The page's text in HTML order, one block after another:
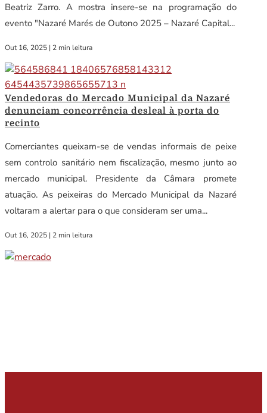
Beatriz Zarro. A mostra insere-se na programação do
evento "Nazaré Marés de Outono 2025 – Nazaré Capital...
Out 16, 2025 | 2 min leitura
Vendedoras do Mercado Municipal da Nazaré
denunciam concorrência desleal à porta do
recinto
Comerciantes queixam-se de vendas informais de peixe
sem controlo sanitário nem fiscalização, mesmo junto ao
mercado municipal. Presidente da Câmara promete
atuação. As peixeiras do Mercado Municipal da Nazaré
voltaram a alertar para o que consideram ser uma...
Out 16, 2025 | 2 min leitura